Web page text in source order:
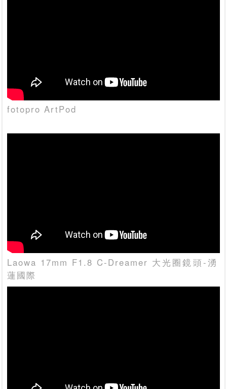
fotopro ArtPod
Laowa 17mm F1.8 C-Dreamer 大光圈鏡頭-湧
蓮國際